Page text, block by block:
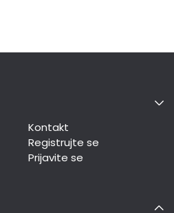
Kontakt
Registrujte se
Prijavite se